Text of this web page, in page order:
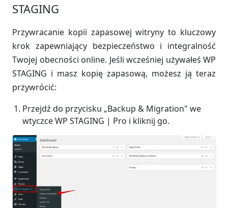
STAGING
Przywracanie kopii zapasowej witryny to kluczowy
krok zapewniający bezpieczeństwo i integralność
Twojej obecności online. Jeśli wcześniej używałeś WP
STAGING i masz kopię zapasową, możesz ją teraz
przywrócić:
Przejdź do przycisku „Backup & Migration" we
wtyczce WP STAGING | Pro i kliknij go.